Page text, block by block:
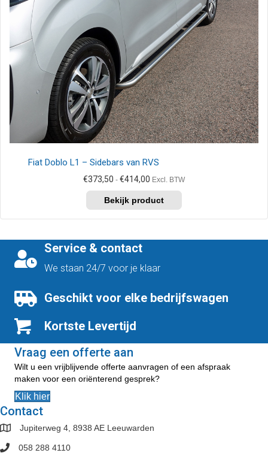
gekozen
worden
op
de
productpagina
Fiat Doblo L1 – Sidebars van RVS
€373,50 - €414,00 Prijsklasse:
tot
€414,00
Excl. BTW
product
heeft
variaties.
Deze
optie
worden
de
Service & contact
We staan 24/7 voor je klaar
Geschikt voor elke bedrijfswagen
Kortste Levertijd
Vraag een offerte aan
Wilt u een vrijblijvende offerte aanvragen of een afspraak
maken voor een oriënterend gesprek?
Klik hier
Contact
Jupiterweg 4, 8938 AE Leeuwarden
058 288 4110